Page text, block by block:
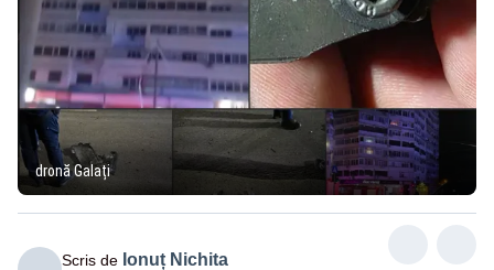
dronă Galați
Scris de Ionuț Nichita